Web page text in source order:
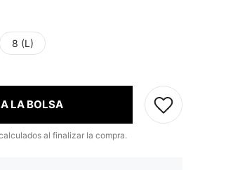
8 (L)
LA BOLSA
al finalizar la compra.